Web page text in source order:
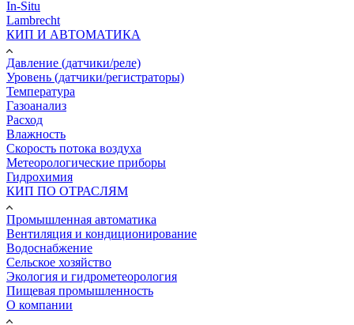
In-Situ
Lambrecht
КИП И АВТОМАТИКА
Давление (датчики/реле)
Уровень (датчики/регистраторы)
Температура
Газоанализ
Расход
Влажность
Скорость потока воздуха
Метеорологические приборы
Гидрохимия
КИП ПО ОТРАСЛЯМ
Промышленная автоматика
Вентиляция и кондиционирование
Водоснабжение
Сельское хозяйство
Экология и гидрометеорология
Пищевая промышленность
О компании